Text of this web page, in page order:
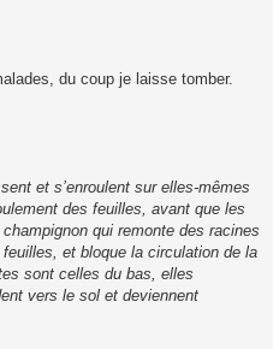
du coup je laisse tomber.
et s’enroulent sur elles-mêmes
des feuilles, avant que les
qui remonte des racines
et bloque la circulation de la
sont celles du bas, elles
vers le sol et deviennent